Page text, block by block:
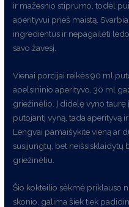
ir mažesnio stiprumo, todėl
aperityvui prieš maistą.
ingredientus ir nepagailėti
savo žavesį.
Vienai porcijai reikės 90 ml
apelsininio aperityvo, 30 ml
griežinėlio. Į didelę vyno
putojantį vyną, tada aperityvą
Lengvai pamaišykite vieną ar
susijungtų, bet neišsisklaidytų
griežinėliu.
Šio kokteilio sėkmė priklauso
skonio, galima šiek tiek